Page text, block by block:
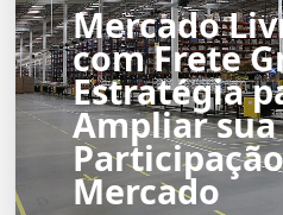
Mercado
com Frete
Estratégia
Ampliar sua
Mercado